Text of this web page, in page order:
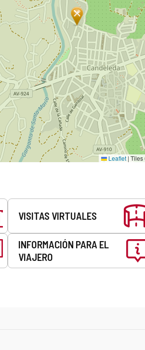
Leaflet | Tiles
VISITAS VIRTUALES
INFORMACIÓN PARA EL
VIAJERO